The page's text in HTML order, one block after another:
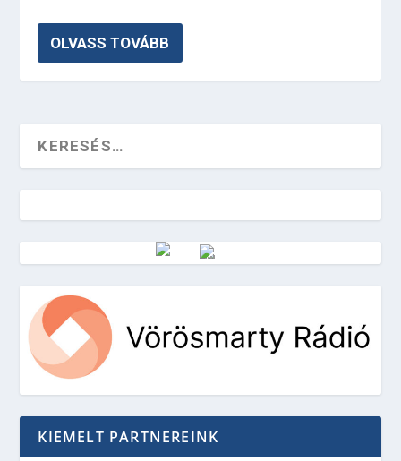
OLVASS TOVÁBB
Vörösmarty Rádió
KIEMELT PARTNEREINK